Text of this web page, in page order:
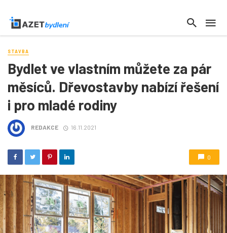
STAVBA
Bydlet ve vlastním můžete za pár
měsíců. Dřevostavby nabízí řešení
i pro mladé rodiny
REDAKCE 16.11.2021
0